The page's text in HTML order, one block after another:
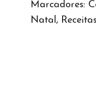
Marcadores:
Natal,